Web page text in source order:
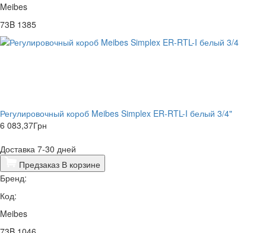
Meibes
73B 1385
Регулировочный короб Meibes Simplex ER-RTL-I белый 3/4"
6 083,37Грн
Доставка 7-30 дней
Предзаказ В корзине
Бренд:
Код:
Meibes